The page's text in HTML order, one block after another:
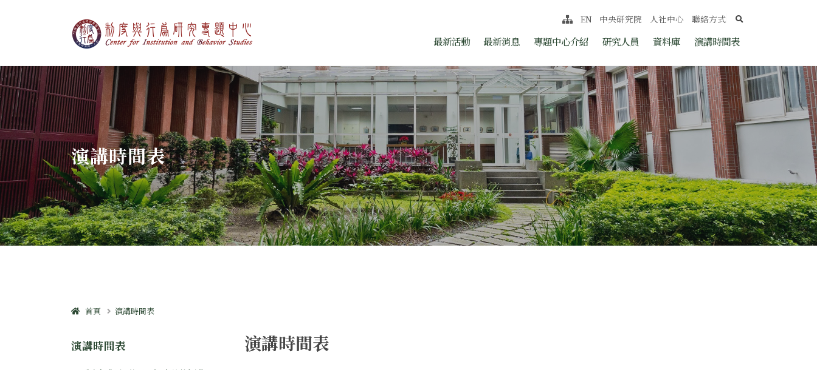
制度與行為研究專題中心 最新活動 最新消息 專題中心介紹 研究人員 資料庫 演講時間表
網站導覽
EN 中央研究院 人社中心 聯絡方式 search
:::
演講時間表
首頁 演講時間表
演講時間表
演講時間表